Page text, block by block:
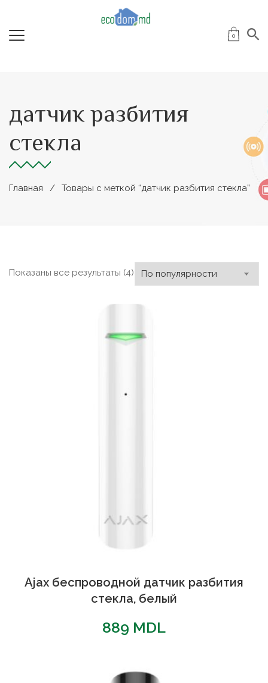
0
датчик разбития
стекла
Главная Товары с меткой “датчик разбития стекла”
Показаны все результаты (4) Сортировка:
по
популярности
Ajax беспроводной датчик разбития
стекла, белый
889 MDL